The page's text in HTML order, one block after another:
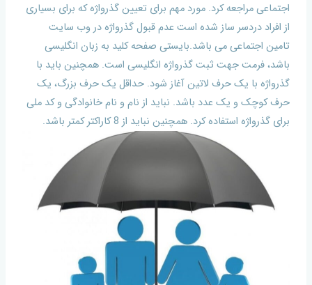
اجتماعی مراجعه کرد. مورد مهم برای تعیین گذرواژه که برای بسیاری
از افراد دردسر ساز شده است عدم قبول گذرواژه در وب سایت
تامین اجتماعی می باشد.بایستی صفحه کلید به زبان انگلیسی
باشد، فرمت جهت ثبت گذرواژه انگلیسی است. همچنین باید با
گذرواژه با یک حرف لاتین آغاز شود. حداقل یک حرف بزرگ، یک
حرف کوچک و یک عدد باشد. نباید از نام و نام خانوادگی و کد ملی
برای گذرواژه استفاده کرد. همچنین نباید از 8 کاراکتر کمتر باشد.